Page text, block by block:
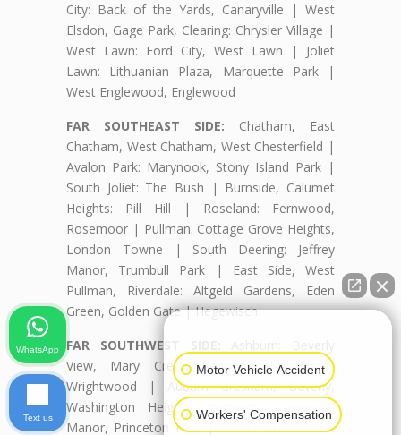
City: Back of the Yards, Canaryville | West
Elsdon, Gage Park, Clearing: Chrysler Village |
West Lawn: Ford City, West Lawn | Joliet
Lawn: Lithuanian Plaza, Marquette Park |
West Englewood, Englewood
FAR SOUTHEAST SIDE: Chatham, East
Chatham, West Chatham, West Chesterfield |
Avalon Park: Marynook, Stony Island Park |
South Joliet: The Bush | Burnside, Calumet
Heights: Pill Hill | Roseland: Fernwood,
Rosemoor | Pullman: Cottage Grove Heights,
London Towne | South Deering: Jeffrey
Manor, Trumbull Park | East Side, West
Pullman, Riverdale: Altgeld Gardens, Eden
Green, Golden Gate | Hegewisch
FAR SOUTHWEST SIDE:
View, Mary Crest, Parkview, Scottsdale,
Wrightwood | Auburn Gresham, Beverly,
Washington Heights: Brainerd, Longwood
Manor, Princeton Park | Mount Greenwood:
Motor Vehicle Accident
Workers' Compensation
WhatsApp
Text us